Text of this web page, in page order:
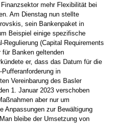
mehr Flexibilität bei
Am Dienstag nun stellte
sein Bankenpaket in
Beispiel einige spezifische
Regulierung (Capital Requirements
für Banken geltenden
er, dass das Datum für die
in
Vereinbarung des Basler
1. Januar 2023 verschoben
aber nur um
Anpassungen zur Bewältigung
bleibe der Umsetzung von